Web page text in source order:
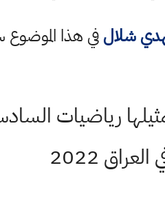
شلالفي هذا
رياضيات السادس
2022